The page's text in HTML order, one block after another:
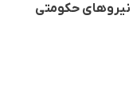
نیروهای حکومتی